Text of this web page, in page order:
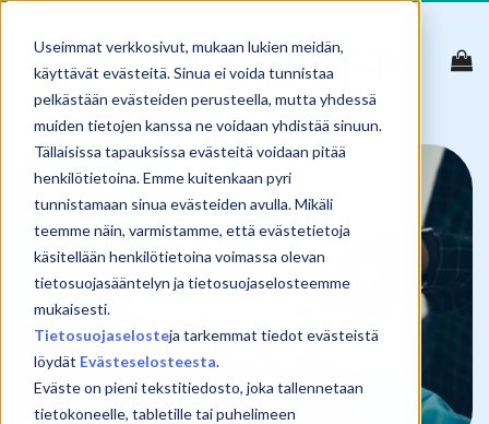
Useimmat verkkosivut, mukaan lukien meidän,
käyttävät evästeitä. Sinua ei voida tunnistaa
pelkästään evästeiden perusteella, mutta yhdessä
muiden tietojen kanssa ne voidaan yhdistää sinuun.
Tällaisissa tapauksissa evästeitä voidaan pitää
henkilötietoina. Emme kuitenkaan pyri
tunnistamaan sinua evästeiden avulla. Mikäli
teemme näin, varmistamme, että evästetietoja
käsitellään henkilötietoina voimassa olevan
tietosuojasääntelyn ja tietosuojaselosteemme
mukaisesti.
Tietosuojaselosteja tarkemmat tiedot evästeistä
löydät Evästeselosteesta.
Eväste on pieni tekstitiedosto, joka tallennetaan
tietokoneelle, tabletille tai puhelimeen
Skip
content